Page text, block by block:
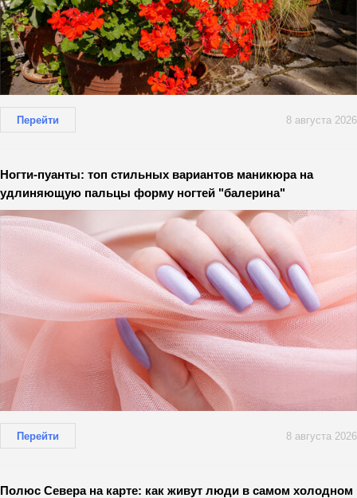
Перейти 8 августа 2026
Ногти-пуанты: топ стильных вариантов маникюра на
удлиняющую пальцы форму ногтей "балерина"
Перейти 8 августа 2026
Полюс Севера на карте: как живут люди в самом холодном